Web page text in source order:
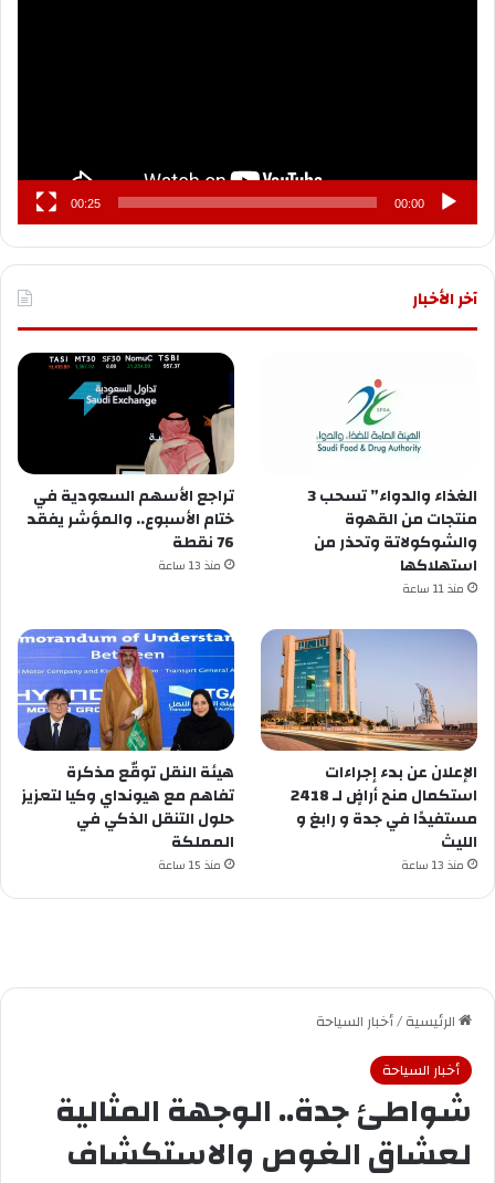
00:00
00:25
آخر الأخبار
الغذاء والدواء” تسحب 3
منتجات من القهوة
والشوكولاتة وتحذر من
استهلاكها
منذ 11 ساعة
تراجع الأسهم السعودية في
ختام الأسبوع.. والمؤشر يفقد
76 نقطة
منذ 13 ساعة
الإعلان عن ‏بدء إجراءات
استكمال منح أراضٍ لـ 2418
مستفيدًا في ⁧‫جدة‬⁩ و ⁧‫رابغ‬⁩ و
منذ 13 ساعة
هيئة النقل توقّع مذكرة
تفاهم مع هيونداي وكيا لتعزيز
حلول التنقل الذكي في
المملكة
منذ 15 ساعة